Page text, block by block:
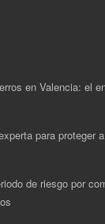
en Valencia: el
para proteger
de riesgo por